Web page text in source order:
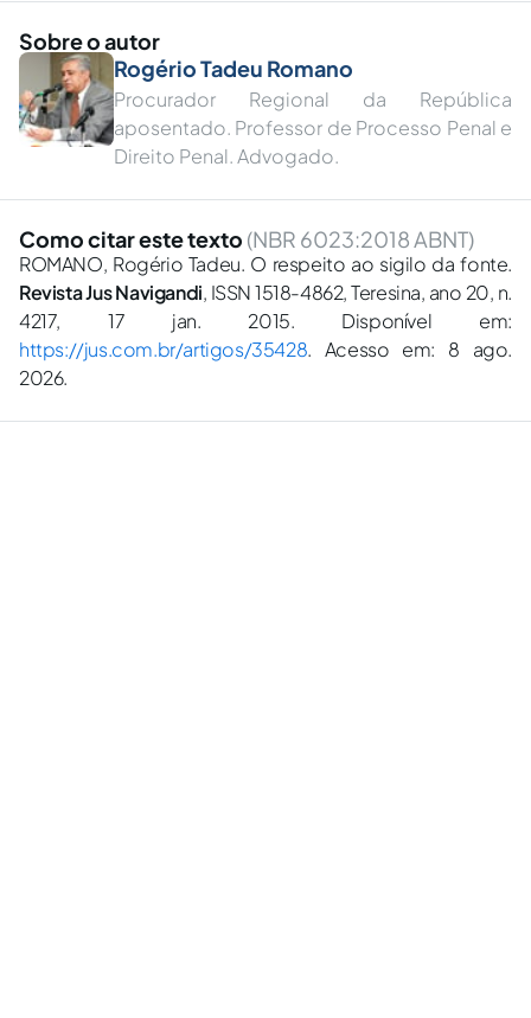
Sobre o autor
Rogério Tadeu Romano
Procurador Regional da República
aposentado. Professor de Processo Penal e
Direito Penal. Advogado.
Como citar este texto (NBR 6023:2018 ABNT)
ROMANO, Rogério Tadeu. O respeito ao sigilo da fonte.
Revista Jus Navigandi, ISSN 1518-4862, Teresina, ano 20, n.
4217, 17 jan. 2015. Disponível em:
https://jus.com.br/artigos/35428. Acesso em: 8 ago.
2026.